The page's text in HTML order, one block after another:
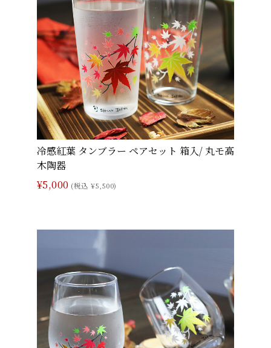
冷感紅葉 タンブラー ペアセット 箱入/ 丸モ高
木陶器
¥5,000 (税込 ¥5,500)